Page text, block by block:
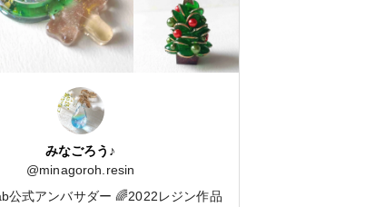
みなごろう♪
@minagoroh.resin
公式アンバサダー 🌈2022レジン作品